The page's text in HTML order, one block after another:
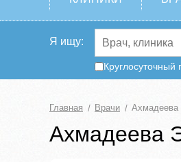
Я ищу:
Круглосуточный
Главная Врачи Ахмадеева
Ахмадеева